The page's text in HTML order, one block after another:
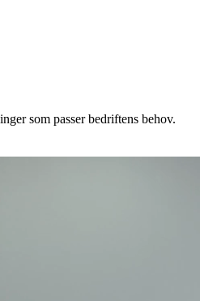
som passer bedriftens behov.